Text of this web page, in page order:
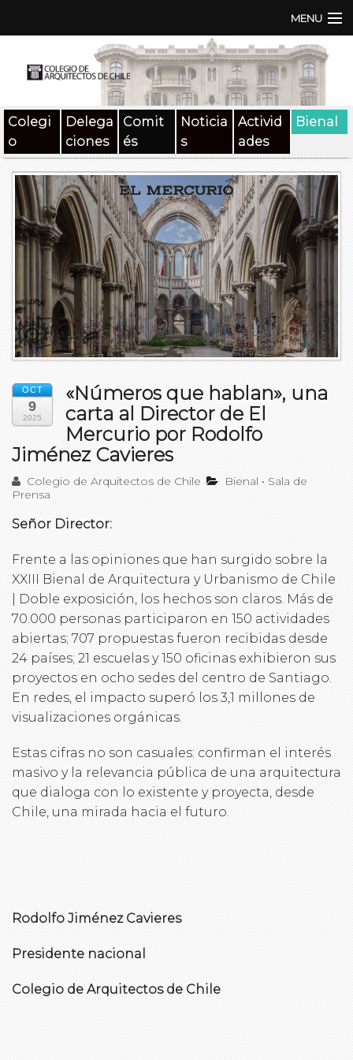
MENU
Documentos
SAT
Beneficios
Medios
Contacto
Buscar:
Colegi
o
Delega
ciones
Comit
és
Noticia
s
Activid
ades
Bienal
OCT
9
2025
«Números que hablan», una
carta al Director de El
Mercurio por Rodolfo
Jiménez Cavieres
Colegio de Arquitectos de Chile Bienal • Sala de
Prensa
Señor Director:
Frente a las opiniones que han surgido sobre la
XXIII Bienal de Arquitectura y Urbanismo de Chile
| Doble exposición, los hechos son claros. Más de
70.000 personas participaron en 150 actividades
abiertas; 707 propuestas fueron recibidas desde
24 países; 21 escuelas y 150 oficinas exhibieron sus
proyectos en ocho sedes del centro de Santiago.
En redes, el impacto superó los 3,1 millones de
visualizaciones orgánicas.
Estas cifras no son casuales: confirman el interés
masivo y la relevancia pública de una arquitectura
que dialoga con lo existente y proyecta, desde
Chile, una mirada hacia el futuro.
Rodolfo Jiménez Cavieres
Presidente nacional
Colegio de Arquitectos de Chile